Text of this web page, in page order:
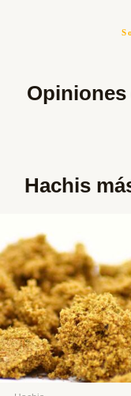
Hachis